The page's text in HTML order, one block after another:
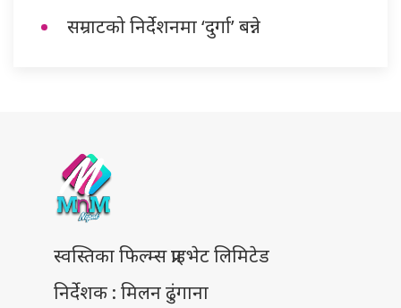
सम्राटको निर्देशनमा ‘दुर्गा’ बन्ने
स्वस्तिका फिल्म्स प्राइभेट लिमिटेड
निर्देशक : मिलन ढुंगाना